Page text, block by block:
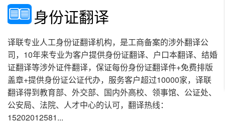
身份证翻译
译联专业人工身份证翻译机构，是工商备案的涉外翻译公
司，10年来专业为客户提供身份证翻译、户口本翻译、结婚
证翻译等涉外证件翻译，保证每份身份证翻译件+免费排版
盖章+提供身份证公证代办，服务客户超过10000家，译联
翻译得到教育部、外交部、国内外高校、领事馆、公证处、
公安局、法院、人才中心的认可，翻译热线：
15202012581...